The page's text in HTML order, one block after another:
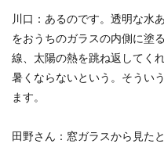
川口 ：あるのです。透明な水
をおうちのガラスの内側に塗
線、太陽の熱を跳ね返してく
暑くならないという。そうい
ます。
田野さん ：窓ガラスから見た